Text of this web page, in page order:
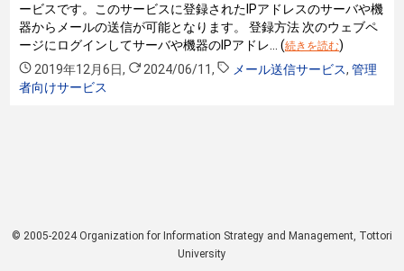
ービスです。このサービスに登録されたIPアドレスのサーバや機
器からメールの送信が可能となります。 登録方法 次のウェブペ
ージにログインしてサーバや機器のIPアドレ… (続きを読む)
2019年12月6日, 2024/06/11, メール送信サービス,管理
者向けサービス
© 2005-2024 Organization for Information Strategy and Management, Tottori
University